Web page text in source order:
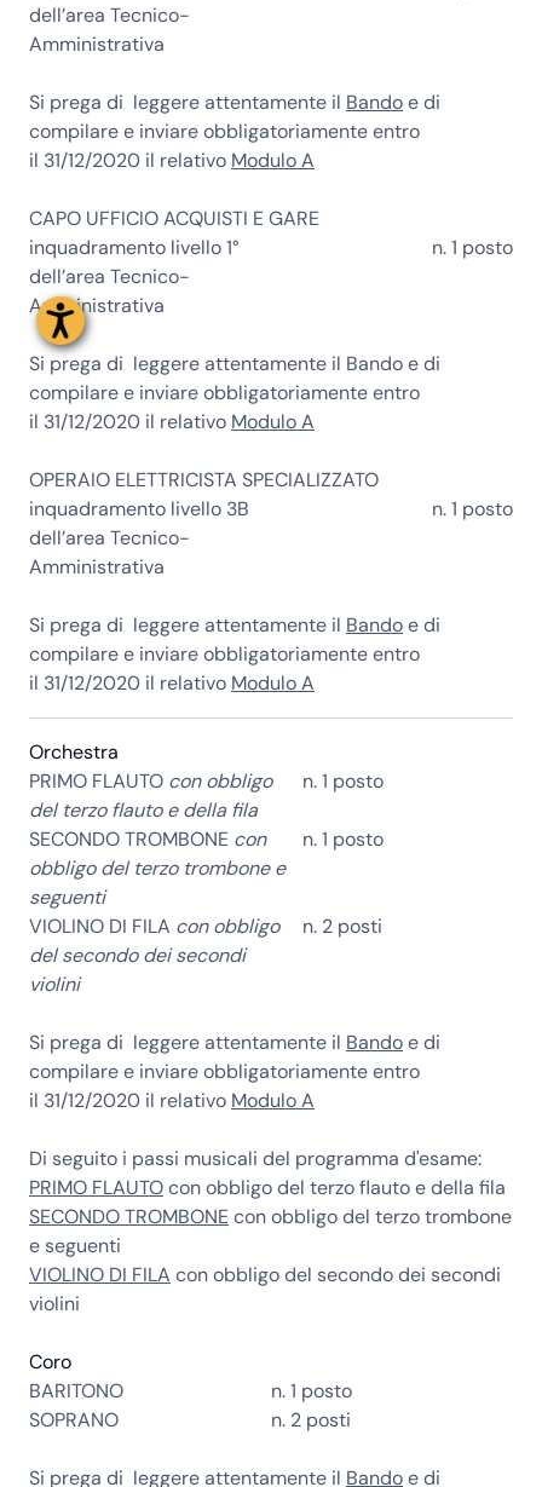
dell’area Tecnico-
Amministrativa
Si prega di leggere attentamente il Bandoe di
compilare e inviare obbligatoriamente entro
il 31/12/2020 il relativo Modulo A
CAPO UFFICIO ACQUISTI E GARE
inquadramento livello 1°
dell’area Tecnico-
Amministrativa
n. 1 posto
Si prega di leggere attentamente il Bandoe di
compilare e inviare obbligatoriamente entro
il 31/12/2020 il relativo Modulo A
OPERAIO ELETTRICISTA SPECIALIZZATO
inquadramento livello 3B
dell’area Tecnico-
Amministrativa
n. 1 posto
Si prega di leggere attentamente il Bandoe di
compilare e inviare obbligatoriamente entro
il 31/12/2020 il relativo Modulo A
Orchestra
PRIMO FLAUTO con obbligo
del terzo flauto e della fila
n. 1 posto
SECONDO TROMBONE con
obbligo del terzo trombone e
seguenti
n. 1 posto
VIOLINO DI FILA con obbligo
del secondo dei secondi
violini
n. 2 posti
Si prega di leggere attentamente il Bandoe di
compilare e inviare obbligatoriamente entro
il 31/12/2020 il relativo Modulo A
Di seguito i passi musicali del programma d'esame:
PRIMO FLAUTOcon obbligo del terzo flauto e della fila
SECONDO TROMBONE con obbligo del terzo trombone
e seguenti
VIOLINO DI FILA con obbligo del secondo dei secondi
violini
Coro
BARITONO
n. 1 posto
SOPRANO
n. 2 posti
Si prega di leggere attentamente il Bandoe di